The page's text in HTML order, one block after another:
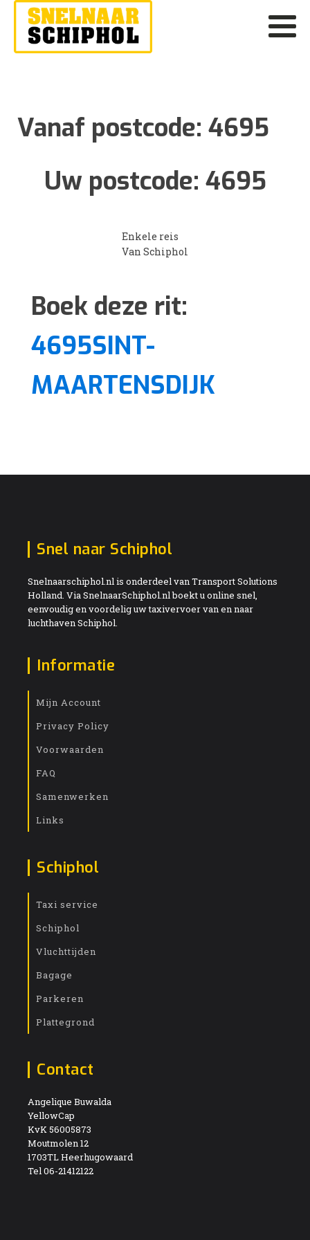
Vanaf postcode: 4695
Uw postcode: 4695
Enkele reis
Van Schiphol
Boek deze rit:
4695SINT-
MAARTENSDIJK
Snel naar Schiphol
Snelnaarschiphol.nl is onderdeel van Transport Solutions
Holland. Via SnelnaarSchiphol.nl boekt u online snel,
eenvoudig en voordelig uw taxivervoer van en naar
luchthaven Schiphol.
Informatie
Mijn Account
Privacy Policy
Voorwaarden
FAQ
Samenwerken
Links
Schiphol
Taxi service
Schiphol
Vluchttijden
Bagage
Parkeren
Plattegrond
Contact
Angelique Buwalda
YellowCap
KvK 56005873
Moutmolen 12
1703TL Heerhugowaard
Tel 06-21412122